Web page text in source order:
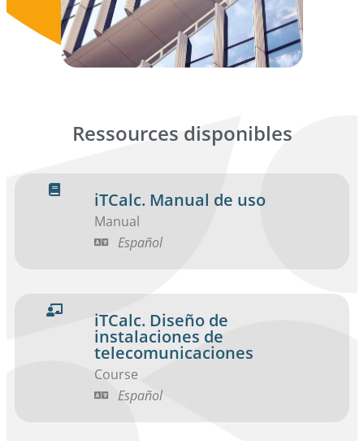
Ressources disponibles
iTCalc. Manual de uso
Manual
Español
iTCalc. Diseño de
instalaciones de
telecomunicaciones
Course
Español